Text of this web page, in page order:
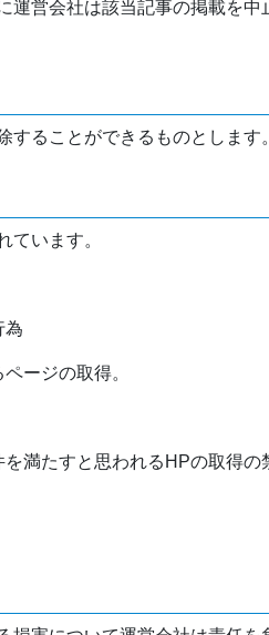
運営会社は該当記事の掲載を中
ることができるものとします。
ています。
為
ージの取得。
満たすと思われるHPの取得の